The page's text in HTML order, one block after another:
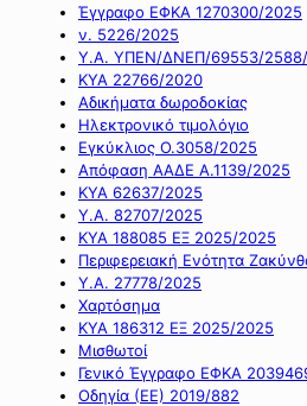
Έγγραφο ΕΦΚΑ 1270300/2025
ν. 5226/2025
Υ.Α. ΥΠΕΝ/ΔΝΕΠ/69553/2588/
ΚΥΑ 22766/2020
Αδικήματα δωροδοκίας
Ηλεκτρονικό τιμολόγιο
Εγκύκλιος Ο.3058/2025
Απόφαση ΑΑΔΕ Α.1139/2025
ΚΥΑ 62637/2025
Υ.Α. 82707/2025
ΚΥΑ 188085 ΕΞ 2025/2025
Περιφερειακή Ενότητα
Υ.Α. 27778/2025
Χαρτόσημα
ΚΥΑ 186312 ΕΞ 2025/2025
Μισθωτοί
Γενικό Έγγραφο ΕΦΚΑ
Οδηγία (ΕΕ) 2019/882